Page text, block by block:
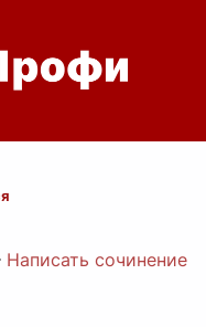
Написать сочинение